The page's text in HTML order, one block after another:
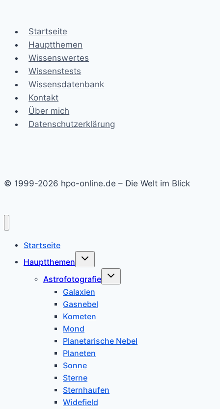
Startseite
Hauptthemen
Wissenswertes
Wissenstests
Wissensdatenbank
Kontakt
Über mich
Datenschutzerklärung
© 1999-2026 hpo-online.de – Die Welt im Blick
Startseite
Hauptthemen
Untermenü
Astrofotografie
Untermenü
Galaxien
Gasnebel
Kometen
Mond
Planetarische Nebel
Planeten
Sonne
Sterne
Sternhaufen
Widefield